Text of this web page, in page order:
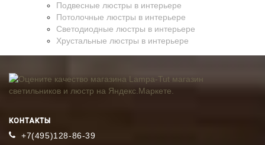
Подвесные люстры в интерьере
Потолочные люстры в интерьере
Светодиодные люстры в интерьере
Хрустальные люстры в интерьере
КОНТАКТЫ
+7(495)128-86-39